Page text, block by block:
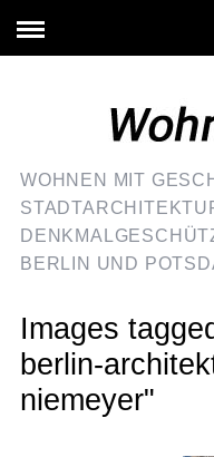
WOHNEN MIT
BERLIN UND
Images
berlin-
niemeyer"